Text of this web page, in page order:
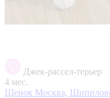
Джек-рассел-терьер
4 мес.
Щенок Москва,